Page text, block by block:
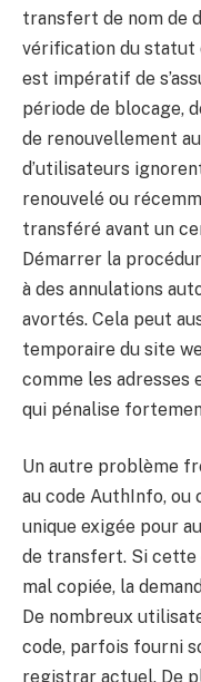
transfert de nom de
vérification du statut
est impératif de
période de blocage,
de renouvellement
d’utilisateurs
renouvelé ou
transféré avant un
Démarrer la
à des annulations
avortés. Cela peut
temporaire du site
comme les adresses
qui pénalise
Un autre problème
au code AuthInfo, ou
unique exigée pour
de transfert. Si
mal copiée, la
De nombreux
code, parfois fourni
registrar actuel. De